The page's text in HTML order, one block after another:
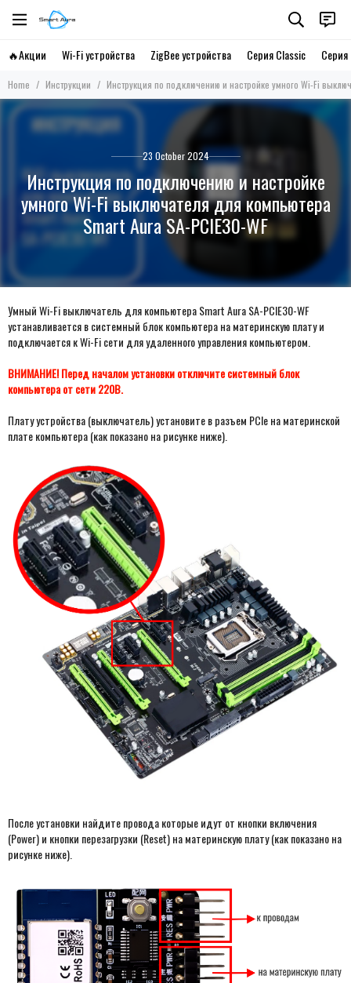
🔥Акции Wi-Fi устройства ZigBee устройства Серия Classic Серия
Home Инструкции Инструкция по подключению и настройке умного Wi-Fi
23 October 2024
Инструкция по подключению и настройке
умного Wi-Fi выключателя для компьютера
Smart Aura SA-PCIE30-WF
Умный Wi-Fi выключатель для компьютера Smart Aura SA-PCIE30-WF
устанавливается в системный блок компьютера на материнскую плату и
подключается к Wi-Fi сети для удаленного управления компьютером.
ВНИМАНИЕ! Перед началом установки отключите системный блок
компьютера от сети 220В.
Плату устройства (выключатель) установите в разъем PCIe на материнской
плате компьютера(как показано на рисунке ниже).
После установки найдите провода которые идут от кнопки включения
(Power) и кнопки перезагрузки (Reset) на материнскую плату(как показано на
рисунке ниже).